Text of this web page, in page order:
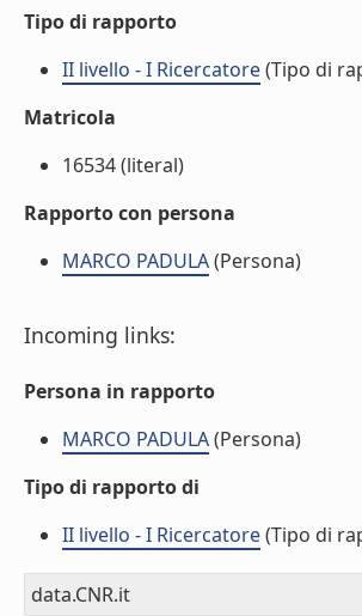
Tipo di rapporto
II livello - I Ricercatore(Tipo di
Matricola
16534 (literal)
Rapporto con persona
MARCO PADULA(Persona)
Incoming links:
Persona in rapporto
MARCO PADULA(Persona)
Tipo di rapporto di
II livello - I Ricercatore(Tipo di
data.CNR.it